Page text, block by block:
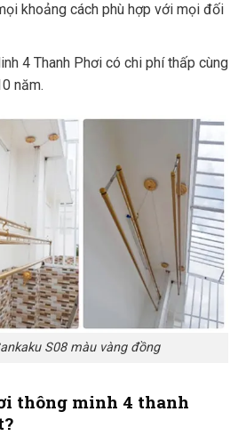
khoảng cách phù hợp với mọi đối
4 Thanh Phơi có chi phí thấp cùng
năm.
S08 màu vàng đồng
thông minh 4 thanh